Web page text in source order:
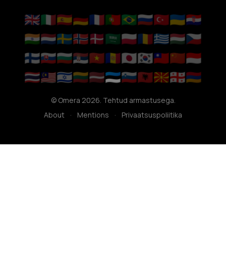
🇬🇧🇮🇹🇪🇸🇩🇪🇫🇷🇵🇹🇧🇷🇷🇺🇹🇷🇺🇦🇭🇷
🇮🇳🇳🇱🇸🇪🇳🇴🇩🇰🇸🇦🇵🇱🇷🇴🇬🇷🇭🇺🇨🇿
🇫🇮🇸🇰🇧🇬🇷🇸🇻🇳🇦🇩🇯🇵🇰🇷🇹🇼🇨🇳🇮🇩
🇹🇭🇲🇾🇮🇱🇱🇹🇱🇻🇪🇪🇸🇮🇦🇱🇲🇰🇬🇪🇦🇲
© Omera 2026. Tehtud armastusega.
About
· Mentions · Privaatsuspoliitika